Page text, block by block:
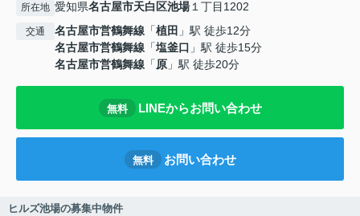
所在地 愛知県名古屋市天白区池場１丁目1202
交通 名古屋市営鶴舞線 「植田 」駅 徒歩12分
名古屋市営鶴舞線 「塩釜口 」駅 徒歩15分
名古屋市営鶴舞線 「原 」駅 徒歩20分
無料 LINEからお問い合わせ
無料 お問い合わせ
ヒルズ池場の募集中物件